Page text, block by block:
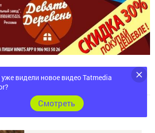
видели новое видео Tatmedia
Cмотреть